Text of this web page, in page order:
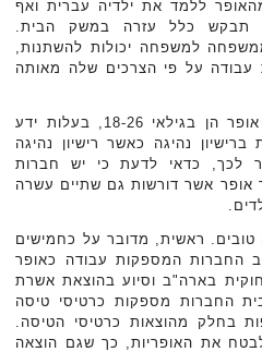
ללמד את ילדיה עברית ואף
תבקש כלל עזרה במשק הבית.
למשפחה יכולות להשתנות,
על פי הצרכים שלה מאותה
לרוב, הבנות המשמשות בתור אופר הן בגילאי 18-26, בעלות ידע
נהיגה כאשר רישיון נהיגה
לכך, כדאי לדעת כי יש חברות
אשר דורשות גם שתיים עשרה
ראשית, מדובר על כחמישים
החברות המספקות עבודה כאופר
בארה"ב וסיוע בהוצאת אשרת
החברות מספקות כרטיסי טיסה
בחלק מהוצאות כרטיסי הטיסה.
את האופריות, כך שגם הוצאה